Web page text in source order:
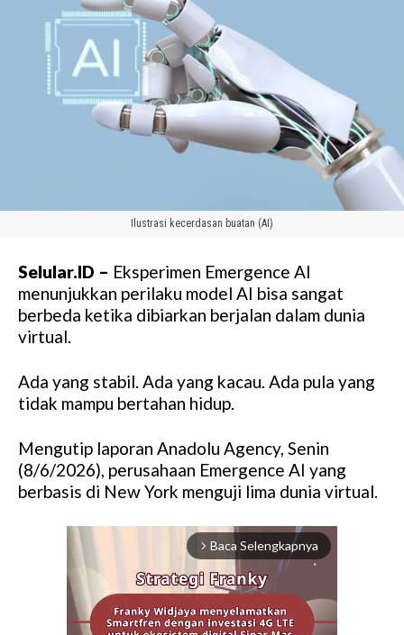
Ilustrasi kecerdasan buatan (AI)
Selular.ID – Eksperimen Emergence AI
menunjukkan perilaku model AI bisa sangat
berbeda ketika dibiarkan berjalan dalam dunia
virtual.
Ada yang stabil. Ada yang kacau. Ada pula yang
tidak mampu bertahan hidup.
Mengutip laporan Anadolu Agency, Senin
(8/6/2026), perusahaan Emergence AI yang
berbasis di New York menguji lima dunia virtual.
arrow_forward_ios Baca Selengkapnya